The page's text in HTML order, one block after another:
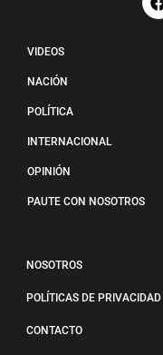
VIDEOS
NACIÓN
POLÍTICA
INTERNACIONAL
OPINIÓN
PAUTE CON NOSOTROS
NOSOTROS
POLÍTICAS DE PRIVACIDAD
CONTACTO